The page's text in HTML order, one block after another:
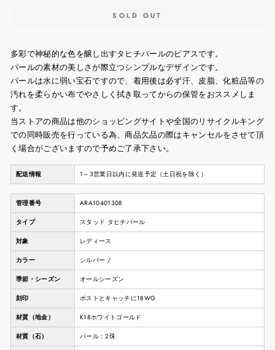
SOLD OUT
多彩で神秘的な色を醸し出すタヒチパールのピアスです。
パールの素材の美しさが際立つシンプルなデザインです。
パールは水に弱い宝石ですので、着用後は必ず汗、皮脂、化粧品等の
汚れを柔らかい布でやさしく拭き取ってからの保管をおススメしま
す。
当ストアの商品は他のショッピングサイトや全国のリサイクルキング
での同時販売を行っている為、商品欠品の際はキャンセルをさせて頂
く場合がございますので予めご了承下さい。
配送情報 1～3営業日以内に発送予定（土日祝を除く）
管理番号 ARA10401308
タイプ スタッド タヒチパール
対象 レディース
カラー シルバー /
季節・シーズン オールシーズン
刻印 ポストとキャッチに18WG
材質（地金） K18ホワイトゴールド
材質（石） パール：2珠